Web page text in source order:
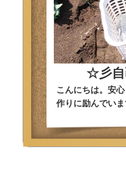
☆彡
こんにちは。安
作りに励んでい